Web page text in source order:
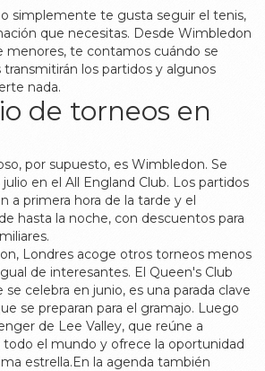
simplemente te gusta seguir el tenis,
que necesitas. Desde Wimbledon
menores, te contamos cuándo se
transmitirán los partidos y algunos
nada.
de torneos en
por supuesto, es Wimbledon. Se
en el All England Club. Los partidos
a primera hora de la tarde y el
hasta la noche, con descuentos para
Londres acoge otros torneos menos
de interesantes. El Queen's Club
se celebra en junio, es una parada clave
se preparan para el gramajo. Luego
de Lee Valley, que reúne a
el mundo y ofrece la oportunidad
estrella.En la agenda también